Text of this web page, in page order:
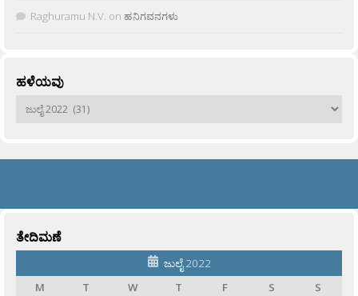
Raghuramu N.V. on ಹನಿಗವನಗಳು
ಹಳೆಯವು
ಹಳೆಯವು
ತೇದಿಮಣೆ
ಜುಲೈ 2022
M
T W T F S
S